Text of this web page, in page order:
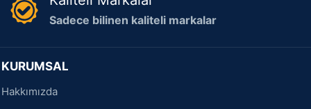
Sadece bilinen kaliteli markalar
KURUMSAL
Hakkımızda